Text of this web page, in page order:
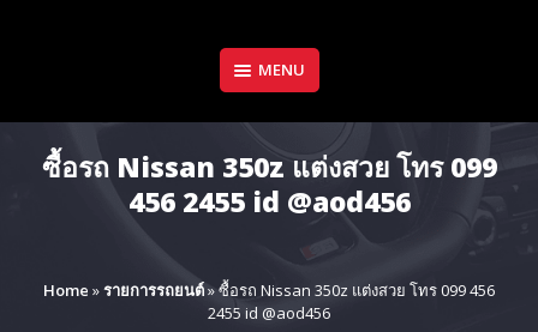
MENU
ซื้อรถ Nissan 350z แต่งสวย โทร 099
456 2455 id @aod456
Home »รายการรถยนต์»ซื้อรถ Nissan 350z แต่งสวย โทร 099 456
2455 id @aod456